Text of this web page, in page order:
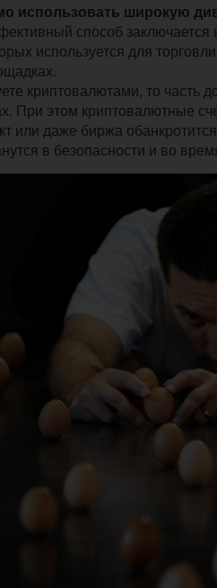
использовать широкую
способ заключается
используется для
криптовалютами, то часть
При этом криптовалютные
или даже биржа
в безопасности и во